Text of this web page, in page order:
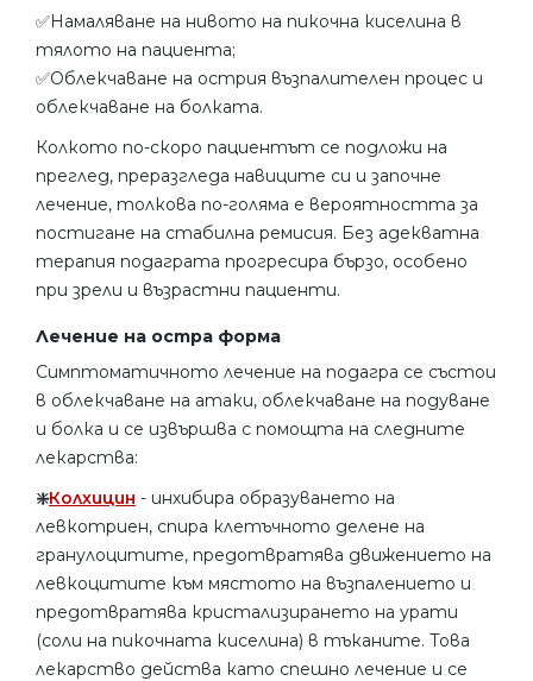
✅Намаляване на нивото на пикочна киселина в
тялото на пациента;
✅Облекчаване на острия възпалителен процес и
облекчаване на болката.
Колкото по-скоро пациентът се подложи на
преглед, преразгледа навиците си и започне
лечение, толкова по-голяма е вероятността за
постигане на стабилна ремисия. Без адекватна
терапия подаграта прогресира бързо, особено
при зрели и възрастни пациенти.
Лечение на остра форма
Симптоматичното лечение на подагра се състои
в облекчаване на атаки, облекчаване на подуване
и болка и се извършва с помощта на следните
лекарства:
❇️Колхицин - инхибира образуването на
левкотриен, спира клетъчното делене на
гранулоцитите, предотвратява движението на
левкоцитите към мястото на възпалението и
предотвратява кристализирането на урати
(соли на пикочната киселина) в тъканите. Това
лекарство действа като спешно лечение и се